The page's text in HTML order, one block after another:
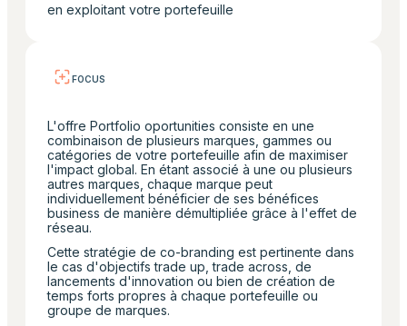
en exploitant votre portefeuille
FOCUS
L'offre Portfolio oportunities consiste en une
combinaison de plusieurs marques, gammes ou
catégories de votre portefeuille afin de maximiser
l'impact global. En étant associé à une ou plusieurs
autres marques, chaque marque peut
individuellement bénéficier de ses bénéfices
business de manière démultipliée grâce à l'effet de
réseau.
Cette stratégie de co-branding est pertinente dans
le cas d'objectifs trade up, trade across, de
lancements d'innovation ou bien de création de
temps forts propres à chaque portefeuille ou
groupe de marques.